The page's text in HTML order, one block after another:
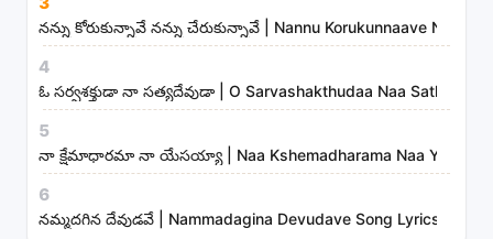
a
r
t
t
s
నన్ను కోరుకున్నావే నన్ను చేరుకున్నావే | Nannu Korukunnaave Nannu
4
ఓ సర్వశక్తుడా నా సత్యదేవుడా | O Sarvashakthudaa Naa
5
నా క్షేమాధారమా నా యేసయ్యా | Naa Kshemadharama Naa Yesayya
6
నమ్మదగిన దేవుడవే | Nammadagina Devudave Song Lyrics